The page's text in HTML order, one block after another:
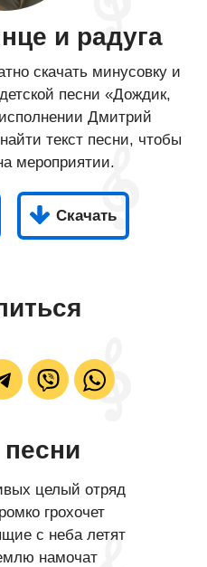
и радуга
скачать минусовку и
песни «Дождик,
Дмитрий
текст песни, чтобы
мероприятии.
Скачать
песни
целый отряд
грохочет
с неба летят
намочат